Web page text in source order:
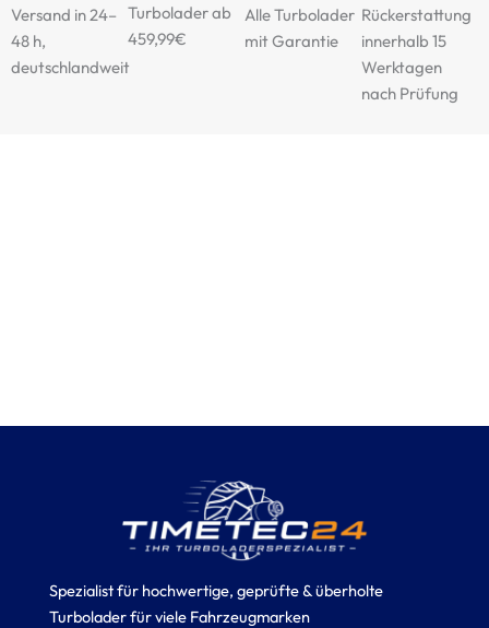
Versand in 24–
48 h,
deutschlandweit
Turbolader ab
459,99€
Alle Turbolader
mit Garantie
Rückerstattung
innerhalb 15
Werktagen
nach Prüfung
Spezialist für hochwertige, geprüfte & überholte
Turbolader für viele Fahrzeugmarken